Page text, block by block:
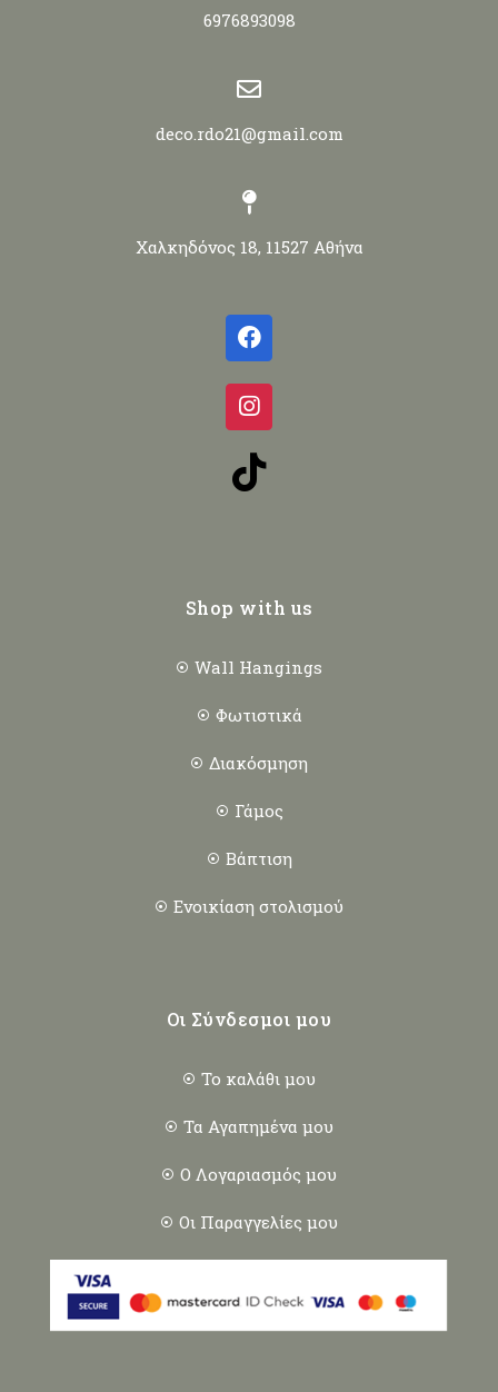
6976893098
deco.rdo21@gmail.com
Χαλκηδόνος 18, 11527 Αθήνα
Shop with us
Wall Hangings
Φωτιστικά
Διακόσμηση
Γάμος
Βάπτιση
Ενοικίαση στολισμού
Οι Σύνδεσμοι μου
Το καλάθι μου
Τα Αγαπημένα μου
Ο Λογαριασμός μου
Οι Παραγγελίες μου